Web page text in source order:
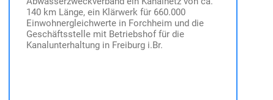
140 km Länge, ein Klärwerk für 660.000
Einwohnergleichwerte in Forchheim und die
Geschäftsstelle mit Betriebshof für die
Kanalunterhaltung in Freiburg i.Br.